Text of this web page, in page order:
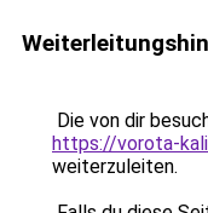
Die von dir
https://vorota-
weiterzuleiten.